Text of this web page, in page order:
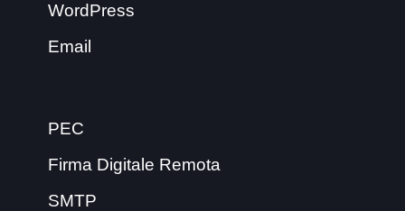
WordPress
Email
PEC
Firma Digitale Remota
SMTP